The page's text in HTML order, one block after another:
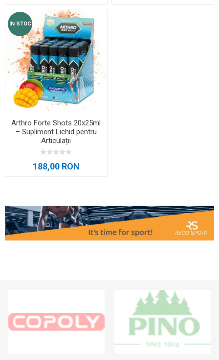
IN STOC
Arthro Forte Shots 20x25ml
– Supliment Lichid pentru
Articulații
188,00 RON